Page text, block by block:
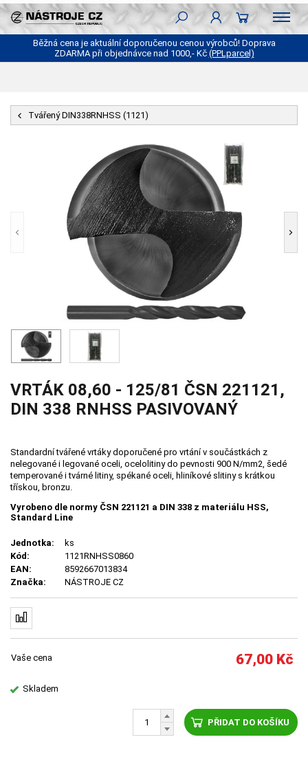
Běžná cena je aktuální doporučenou cenou výrobců! Doprava
ZDARMA při objednávce nad 1000,- Kč (PPLparcel)
Tvářený DIN338RNHSS (1121)
VRTÁK 08,60 - 125/81 ČSN 221121,
DIN 338 RNHSS PASIVOVANÝ
Standardní tvářené vrtáky doporučené pro vrtání v součástkách z
nelegované i legované oceli, ocelolitiny do pevnosti 900 N/mm2, šedé
temperované i tvárné litiny, spékané oceli, hliníkové slitiny s krátkou
třískou, bronzu.
Vyrobeno dle normy ČSN 221121 a DIN 338 z materiálu HSS,
Standard Line
Jednotka:
ks
Kód:
1121RNHSS0860
EAN:
8592667013834
Značka:
NÁSTROJE CZ
Vaše cena 67,00 Kč
Skladem
PŘIDAT DO KOŠÍKU